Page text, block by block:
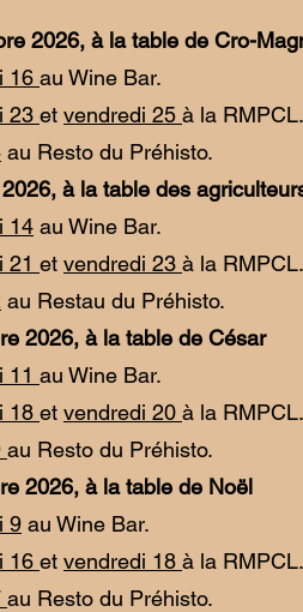
2026, à la table de Cro-
16 au Wine Bar.
23 et vendredi 25 à la RMPCL.
au Resto du Préhisto.
à la table des
14 au Wine Bar.
21 et vendredi 23 à la RMPCL.
au Restau du Préhisto.
2026, à la table de César
11 au Wine Bar.
18 et vendredi 20 à la RMPCL.
au Resto du Préhisto.
2026, à la table de Noël
9 au Wine Bar.
16 et vendredi 18 à la RMPCL.
au Resto du Préhisto.